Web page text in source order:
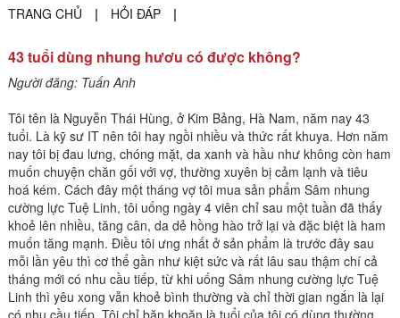
TRANG CHỦ | HỎI ĐÁP |
43 tuổi dùng nhung hươu có được không?
Người đăng: Tuấn Anh
Tôi tên là Nguyễn Thái Hùng, ở Kim Bảng, Hà Nam, năm nay 43
tuổi. Là kỹ sư IT nên tôi hay ngồi nhiều và thức rất khuya. Hơn năm
nay tôi bị đau lưng, chóng mặt, da xanh và hầu như không còn ham
muốn chuyện chăn gối với vợ, thường xuyên bị cảm lạnh và tiêu
hoá kém. Cách đây một tháng vợ tôi mua sản phẩm Sâm nhung
cường lực Tuệ Linh, tôi uống ngày 4 viên chỉ sau một tuần đã thấy
khoẻ lên nhiều, tăng cân, da dẻ hồng hào trở lại và đặc biệt là ham
muốn tăng mạnh. Điều tôi ưng nhất ở sản phẩm là trước đây sau
mỗi lần yêu thì cơ thể gần như kiệt sức và rất lâu sau thậm chí cả
tháng mới có nhu cầu tiếp, từ khi uống Sâm nhung cường lực Tuệ
Linh thì yêu xong vẫn khoẻ bình thường và chỉ thời gian ngắn là lại